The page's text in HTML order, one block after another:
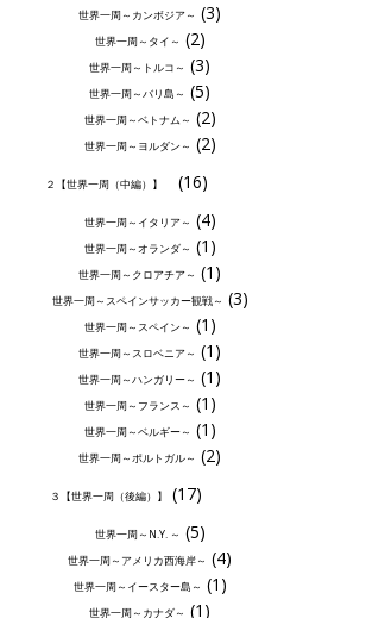
世界一周～カンボジア～ (3)
世界一周～タイ～ (2)
世界一周～トルコ～ (3)
世界一周～バリ島～ (5)
世界一周～ベトナム～ (2)
世界一周～ヨルダン～ (2)
２【世界一周（中編）】 (16)
世界一周～イタリア～ (4)
世界一周～オランダ～ (1)
世界一周～クロアチア～ (1)
世界一周～スペインサッカー観戦～ (3)
世界一周～スペイン～ (1)
世界一周～スロベニア～ (1)
世界一周～ハンガリー～ (1)
世界一周～フランス～ (1)
世界一周～ベルギー～ (1)
世界一周～ポルトガル～ (2)
３【世界一周（後編）】 (17)
世界一周～N.Y. ～ (5)
世界一周～アメリカ西海岸～ (4)
世界一周～イースター島～ (1)
世界一周～カナダ～ (1)